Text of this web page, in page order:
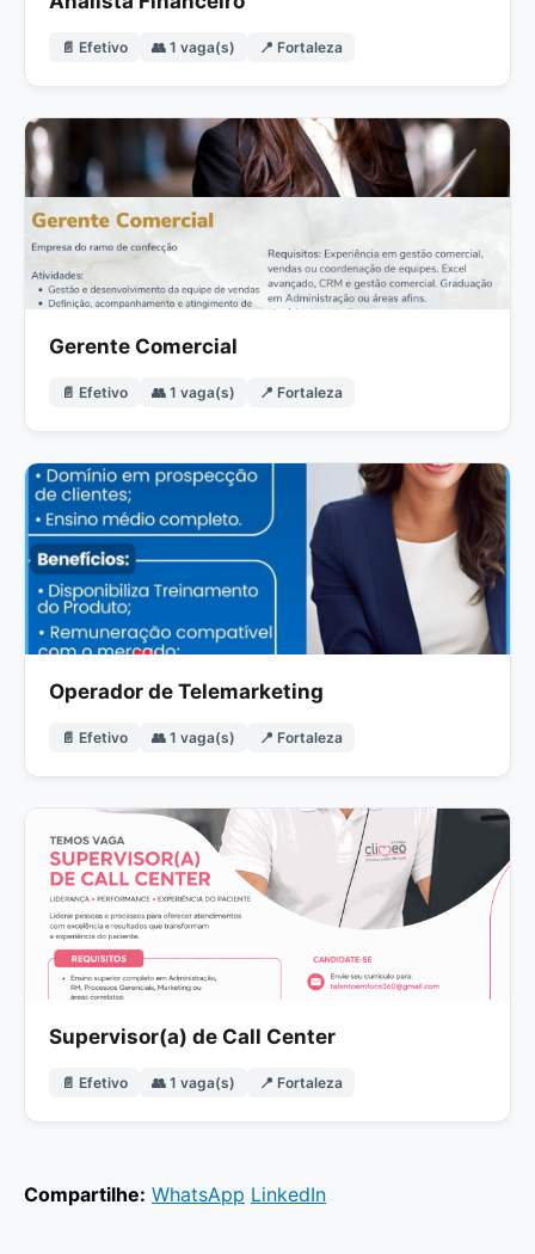
📄 Efetivo 👥 1 vaga(s) 📍 Fortaleza
Gerente Comercial
📄 Efetivo 👥 1 vaga(s) 📍 Fortaleza
Operador de Telemarketing
📄 Efetivo 👥 1 vaga(s) 📍 Fortaleza
Supervisor(a) de Call Center
📄 Efetivo 👥 1 vaga(s) 📍 Fortaleza
Compartilhe: WhatsApp LinkedIn